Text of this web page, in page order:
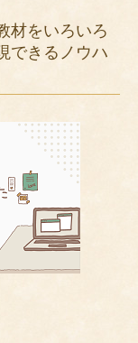
材をいろいろ
できるノウハ